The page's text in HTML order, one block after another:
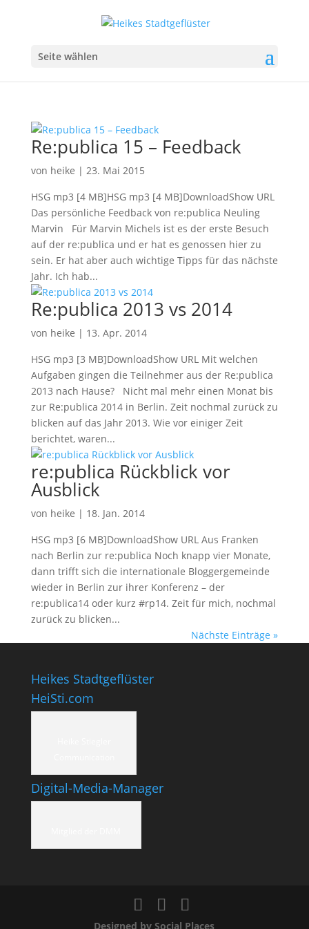
Seite wählen
Re:publica 15 – Feedback
von heike | 23. Mai 2015
HSG mp3 [4 MB]HSG mp3 [4 MB]DownloadShow URL
Das persönliche Feedback von re:publica Neuling
Marvin Für Marvin Michels ist es der erste Besuch
auf der re:publica und er hat es genossen hier zu
sein. Er hat aber auch wichtige Tipps für das nächste
Jahr. Ich hab...
Re:publica 2013 vs 2014
von heike | 13. Apr. 2014
HSG mp3 [3 MB]DownloadShow URL Mit welchen
Aufgaben gingen die Teilnehmer aus der Re:publica
2013 nach Hause? Nicht mal mehr einen Monat bis
zur Re:publica 2014 in Berlin. Zeit nochmal zurück zu
blicken auf das Jahr 2013. Wie vor einiger Zeit
berichtet, waren...
re:publica Rückblick vor
Ausblick
von heike | 18. Jan. 2014
HSG mp3 [6 MB]DownloadShow URL Aus Franken
nach Berlin zur re:publica Noch knapp vier Monate,
dann trifft sich die internationale Bloggergemeinde
wieder in Berlin zur ihrer Konferenz – der
re:publica14 oder kurz #rp14. Zeit für mich, nochmal
zurück zu blicken...
Nächste Einträge »
Heikes Stadtgeflüster
HeiSti.com
Digital-Media-Manager
Designed by Social Places